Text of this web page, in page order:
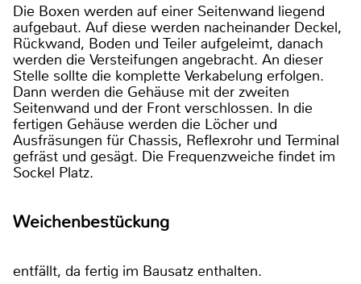
Die Boxen werden auf einer Seitenwand liegend
aufgebaut. Auf diese werden nacheinander Deckel,
Rückwand, Boden und Teiler aufgeleimt, danach
werden die Versteifungen angebracht. An dieser
Stelle sollte die komplette Verkabelung erfolgen.
Dann werden die Gehäuse mit der zweiten
Seitenwand und der Front verschlossen. In die
fertigen Gehäuse werden die Löcher und
Ausfräsungen für Chassis, Reflexrohr und Terminal
gefräst und gesägt. Die Frequenzweiche findet im
Sockel Platz.
Weichenbestückung
entfällt, da fertig im Bausatz enthalten.